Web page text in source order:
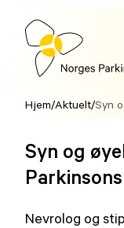
Hopp
innholdNorges
Hjem/Aktuelt/Syn
Syn og
Nevrolog og